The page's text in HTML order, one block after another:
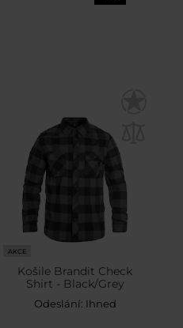
AKCE
Košile Brandit Check
Shirt - Black/Grey
Odeslání: Ihned